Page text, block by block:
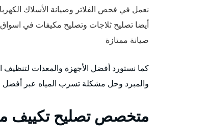
نعمل في فحص الفلاتر وصيانة الأسلاك
أيضا تصليح ثلاجات وتصليح مكيفات في
صيانة ممتازة
كما نستورد أفضل الأجهزة والمعدات لتنظيف
والمبرد وحل مشكلة تسرب المياه عبر
متخصص تصليح تكييف